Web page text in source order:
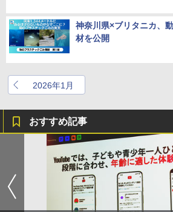
神奈川県×ブリタニカ、
材を公開
2026年1月
おすすめ記事